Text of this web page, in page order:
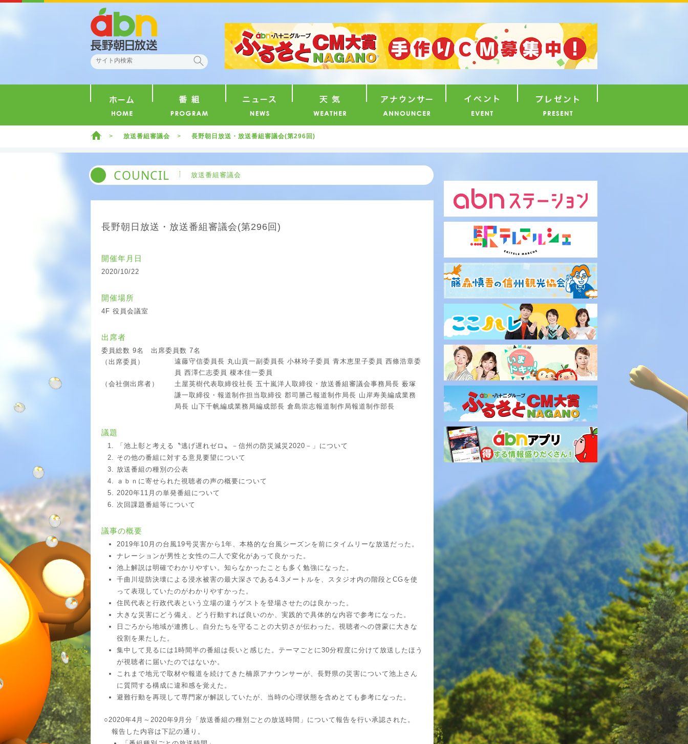
検索
ホーム 放送番組審議会 長野朝日放送・放送番組審議会(第296回)
COUNCIL 放送番組審議会
長野朝日放送・放送番組審議会(第296回)
開催年月日
2020/10/22
開催場所
4F 役員会議室
出席者
委員総数 9名 出席委員数 7名
（出席委員）
遠藤守信委員長 丸山貢一副委員長 小林玲子委員 青木恵里子委員 西條浩章委
員 西澤仁志委員 榎本佳一委員
（会社側出席者）
土屋英樹代表取締役社長 五十嵐洋人取締役・放送番組審議会事務局長 薮塚
謙一取締役・報道制作担当取締役 郡司勝己報道制作局長 山岸寿美編成業務
局長 山下千帆編成業務局編成部長 倉島崇志報道制作局報道制作部長
議題
「池上彰と考える〝逃げ遅れゼロ〟－信州の防災減災2020－」について
その他の番組に対する意見要望について
放送番組の種別の公表
ａｂｎに寄せられた視聴者の声の概要について
2020年11月の単発番組について
次回課題番組等について
議事の概要
2019年10月の台風19号災害から1年、本格的な台風シーズンを前にタイムリーな放送だった。
ナレーションが男性と女性の二人で変化があって良かった。
池上解説は明確でわかりやすい。知らなかったことも多く勉強になった。
千曲川堤防決壊による浸水被害の最大深さである4.3メートルを、スタジオ内の階段とCGを使
って表現していたのがわかりやすかった。
住民代表と行政代表という立場の違うゲストを登場させたのは良かった。
大きな災害にどう備え、どう行動すれば良いのか、実践的で具体的な内容で参考になった。
日ごろから地域が連携し、自分たちを守ることの大切さが伝わった。視聴者への啓蒙に大きな
役割を果たした。
集中して見るには1時間半の番組は長いと感じた。テーマごとに30分程度に分けて放送したほう
が視聴者に届いたのではないか。
これまで地元で取材や報道を続けてきた楠原アナウンサーが、長野県の災害について池上さん
に質問する構成に違和感を覚えた。
避難行動を再現して専門家が解説していたが、当時の心理状態を含めとても参考になった。
○2020年4月～2020年9月分「放送番組の種別ごとの放送時間」について報告を行い承認された。
報告した内容は下記の通り。